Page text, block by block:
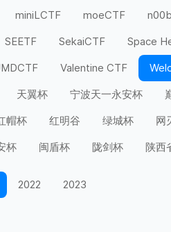
miniLCTF moeCTF
SEETF SekaiCTF
Space
Valentine CTF
天翼杯 宁波天一永安杯
帽杯 红明谷 绿城杯
网
杯 闽盾杯 陇剑杯 陕西
2022 2023